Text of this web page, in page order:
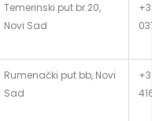
Temerinski put br.20,
Novi Sad
Rumenački put bb, Novi
Sad